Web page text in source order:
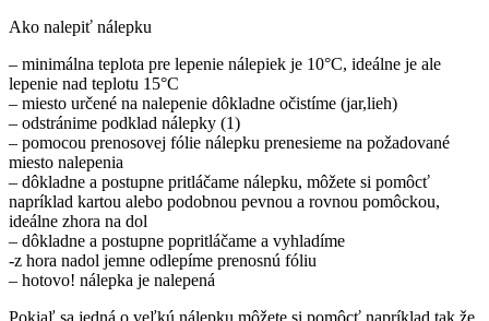
Ako nalepiť nálepku
– minimálna teplota pre lepenie nálepiek je 10°C, ideálne je ale
lepenie nad teplotu 15°C
– miesto určené na nalepenie dôkladne očistíme (jar,lieh)
– odstránime podklad nálepky (1)
– pomocou prenosovej fólie nálepku prenesieme na požadované
miesto nalepenia
– dôkladne a postupne pritláčame nálepku, môžete si pomôcť
napríklad kartou alebo podobnou pevnou a rovnou pomôckou,
ideálne zhora na dol
– dôkladne a postupne popritláčame a vyhladíme
-z hora nadol jemne odlepíme prenosnú fóliu
– hotovo! nálepka je nalepená
Pokiaľ sa jedná o veľkú nálepku môžete si pomôcť napríklad tak že